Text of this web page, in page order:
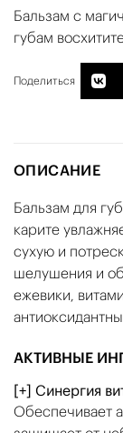
Бальзам с
губам
Поделиться
ОПИСАНИЕ
Бальзам для
карите
сухую и
шелушения и
ежевики,
АКТИВНЫЕ
[+] Синергия
Обеспечивает